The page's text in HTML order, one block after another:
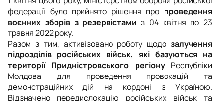
федерації було прийнято рішення про проведення
воєнних зборів з резервістами з 04 квітня по 23
травня 2022 року.
Разом з тим, активізовано роботу щодо залучення
підрозділів російських військ, які базуються на
території Придністровського регіонуРеспубліки
Молдова для проведення провокацій та
демонстраційних дій на кордоні з Україною.
Відзначено передислокацію російських військ та